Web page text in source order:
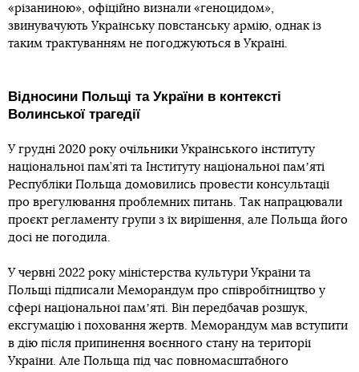
«різаниною», офіційно визнали «геноцидом»,
звинувачують Українську повстанську армію, однак із
таким трактуванням не погоджуються в Україні.
Відносини Польщі та України в контексті
Волинської трагедії
У грудні 2020 року очільники Українського інституту
національної пам’яті та Інституту національної памʼяті
Республіки Польща домовились провести консультації
про врегулювання проблемних питань. Так напрацювали
проєкт регламенту групи з їх вирішення, але Польща його
досі не погодила.
У червні 2022 року міністерства культури України та
Польщі підписали Меморандум про співробітництво у
сфері національної памʼяті. Він передбачав розшук,
ексгумацію і поховання жертв. Меморандум мав вступити
в дію після припинення воєнного стану на території
України. Але Польща під час повномасштабного